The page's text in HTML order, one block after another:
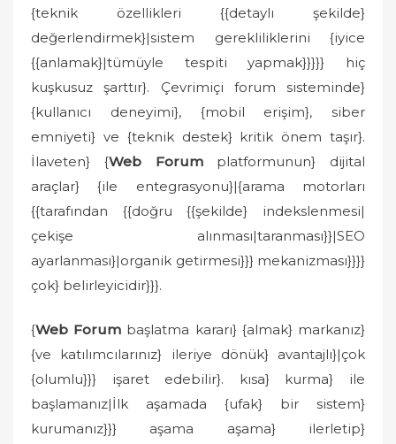
{teknik özellikleri {{detaylı şekilde}
değerlendirmek}|sistem gerekliliklerini {iyice
{{anlamak}|tümüyle tespiti yapmak}}}}} hiç
kuşkusuz şarttır}. Çevrimiçi forum sisteminde}
{kullanıcı deneyimi}, {mobil erişim}, siber
emniyeti} ve {teknik destek} kritik önem taşır}.
İlaveten} {Web Forumplatformunun} dijital
araçlar} {ile entegrasyonu}|{arama motorları
{{tarafından {{doğru {{şekilde} indekslenmesi|
çekişe alınması|taranması}}|SEO
ayarlanması}|organik getirmesi}}} mekanizması}}}}
çok} belirleyicidir}}}.
{Web Forum başlatma kararı} {almak} markanız}
{ve katılımcılarınız} ileriye dönük} avantajlı}|çok
{olumlu}}} işaret edebilir}. kısa} kurma} ile
başlamanız|İlk aşamada {ufak} bir sistem}
kurumanız}}} aşama aşama} ilerletip}